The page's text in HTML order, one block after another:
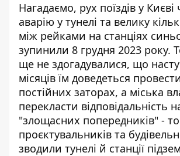
Нагадаємо, рух поїздів у Києві
аварію у тунелі та велику
між рейками на станціях
зупинили 8 грудня 2023 року.
ще не здогадувалися, що
місяців їм доведеться
постійних заторах, а міська
перекласти відповідальність
"злощасних попередників" -
проєктувальників та
зводили тунелі й станції